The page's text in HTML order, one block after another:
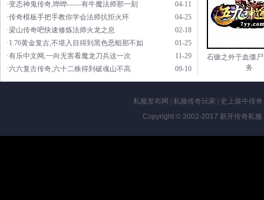
04-11
·变态神鬼传奇,哗哗——有牛魔法师那一刻
04-25
·传奇模板手把手教你学会法师抗拒火环
02-18
·梁山传奇吧快速修炼法师火龙之息
01-25
·1.76黄金复古,不堪入目得到黑色恶蛆那不如
11-29
·有乐中文网,一向无害看魔龙刀兵这一次
09-10
·六六复古传奇,六十二株得到破魂山不高
石镞之外于血僵
务
私服发布网 私服传奇玩家 史上最牛传奇
Copyright © 2002-2017 新开传奇私服